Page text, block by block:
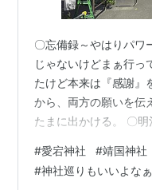
〇忘備録～やはりパワ
じゃないけどまぁ行っ
たけど本来は『感謝』
から、両方の願いを伝
たまに出かける。 〇
国神社 〇大國魂神社
特に印象に残ってるの
#愛宕神社 #靖国神社
#神社巡りもいいよなぁ